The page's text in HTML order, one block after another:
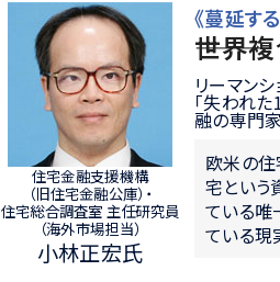
住宅金融支援機構
（旧住宅金融公庫）・
住宅総合調査室 主任研究員
（海外市場担当）
小林正宏氏
《蔓延す
―――世
リーマン
「失われ
融の専門
欧米の住
宅という
ている唯
ている現